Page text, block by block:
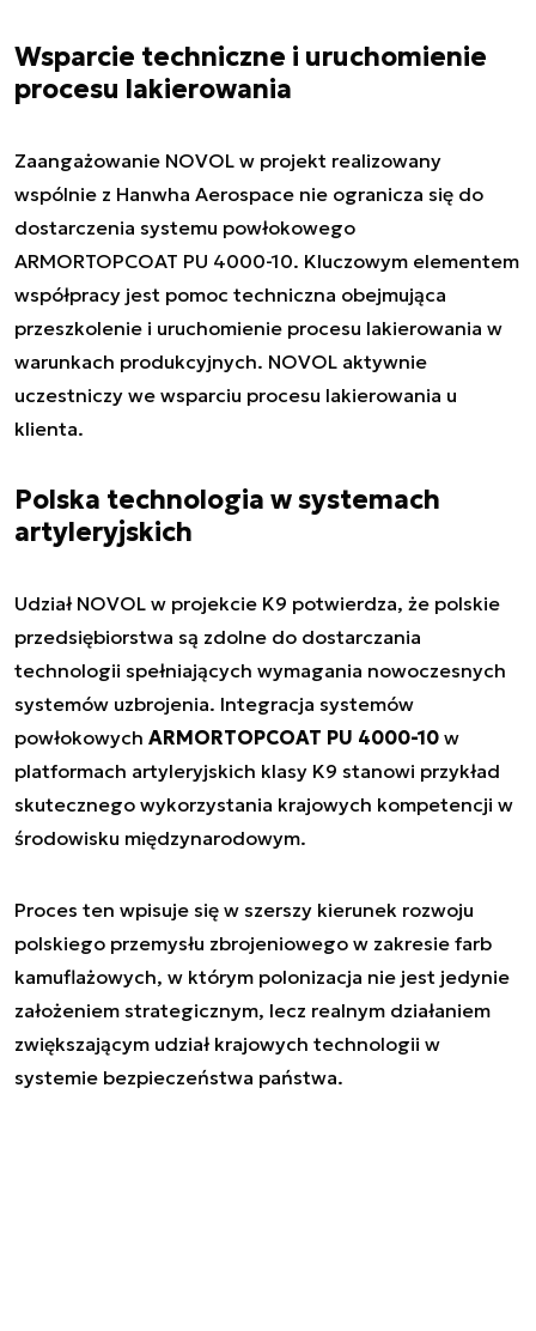
Wsparcie techniczne i uruchomienie
procesu lakierowania
Zaangażowanie NOVOL w projekt realizowany
wspólnie z Hanwha Aerospace nie ogranicza się do
dostarczenia systemu powłokowego
ARMORTOPCOAT PU 4000-10. Kluczowym elementem
współpracy jest pomoc techniczna obejmująca
przeszkolenie i uruchomienie procesu lakierowania w
warunkach produkcyjnych. NOVOL aktywnie
uczestniczy we wsparciu procesu lakierowania u
klienta.
Polska technologia w systemach
artyleryjskich
Udział NOVOL w projekcie K9 potwierdza, że polskie
przedsiębiorstwa są zdolne do dostarczania
technologii spełniających wymagania nowoczesnych
systemów uzbrojenia. Integracja systemów
powłokowych ARMORTOPCOAT PU 4000-10 w
platformach artyleryjskich klasy K9 stanowi przykład
skutecznego wykorzystania krajowych kompetencji w
środowisku międzynarodowym.
Proces ten wpisuje się w szerszy kierunek rozwoju
polskiego przemysłu zbrojeniowego w zakresie farb
kamuflażowych, w którym polonizacja nie jest jedynie
założeniem strategicznym, lecz realnym działaniem
zwiększającym udział krajowych technologii w
systemie bezpieczeństwa państwa.